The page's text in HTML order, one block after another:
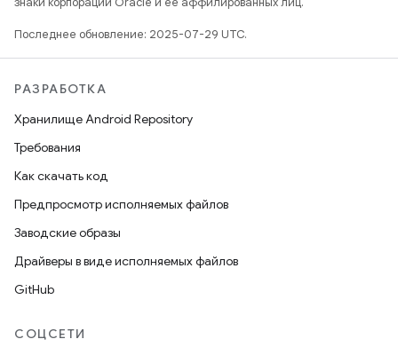
Последнее обновление: 2025-07-29 UTC.
РАЗРАБОТКА
Хранилище Android Repository
Требования
Как скачать код
Предпросмотр исполняемых файлов
Заводские образы
Драйверы в виде исполняемых файлов
GitHub
СОЦСЕТИ